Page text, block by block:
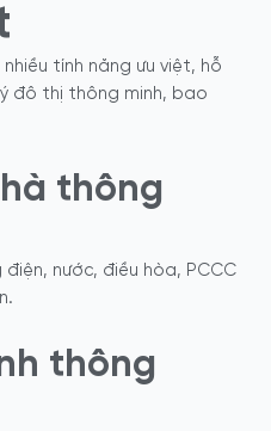
tính năng ưu việt, hỗ
đô thị thông minh, bao
thông
nước, điều hòa, PCCC
thông